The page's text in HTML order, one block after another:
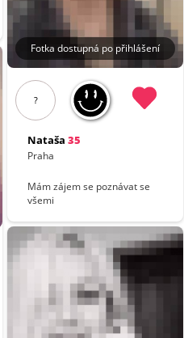
Fotka dostupná po přihlášení
?
Nataša 35
Praha
Mám zájem se poznávat se
všemi